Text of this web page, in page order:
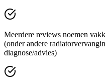
Meerdere reviews noemen
(onder andere
diagnose/advies)